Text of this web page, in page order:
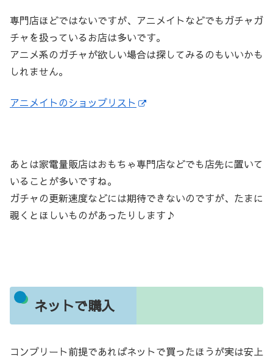
専門店ほどではないですが、アニメイトなどでもガチャガ
チャを扱っているお店は多いです。
アニメ系のガチャが欲しい場合は探してみるのもいいかも
しれません。
アニメイトのショップリスト
あとは家電量販店はおもちゃ専門店などでも店先に置いて
いることが多いですね。
ガチャの更新速度などには期待できないのですが、たまに
覗くとほしいものがあったりします♪
ネットで購入
コンプリート前提であればネットで買ったほうが実は安上